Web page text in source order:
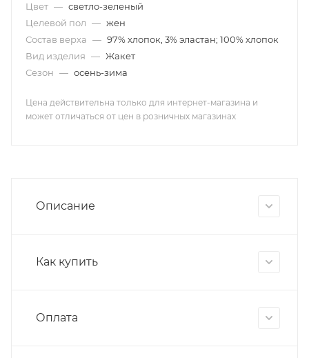
Цвет — светло-зеленый
Целевой пол — жен
Состав верха — 97% хлопок, 3% эластан; 100% хлопок
Вид изделия — Жакет
Сезон — осень-зима
Цена действительна только для интернет-магазина и
может отличаться от цен в розничных магазинах
Описание
Как купить
Оплата